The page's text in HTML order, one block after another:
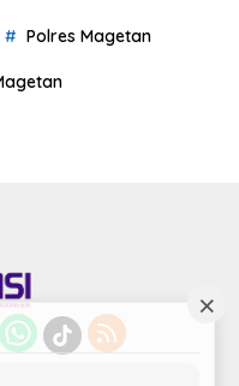
Polres Magetan